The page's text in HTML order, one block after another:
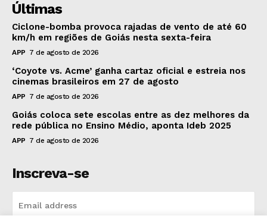
Últimas
Ciclone-bomba provoca rajadas de vento de até 60
km/h em regiões de Goiás nesta sexta-feira
APP 7 de agosto de 2026
‘Coyote vs. Acme’ ganha cartaz oficial e estreia nos
cinemas brasileiros em 27 de agosto
APP 7 de agosto de 2026
Goiás coloca sete escolas entre as dez melhores da
rede pública no Ensino Médio, aponta Ideb 2025
APP 7 de agosto de 2026
Inscreva-se